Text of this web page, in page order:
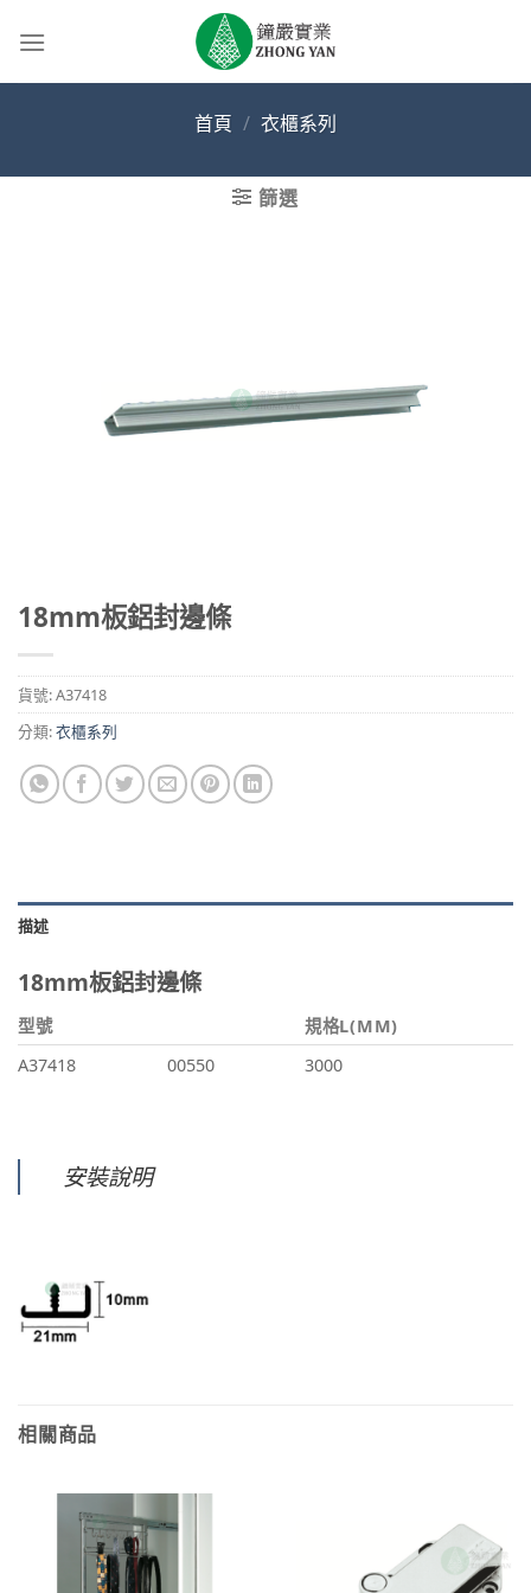
首頁 / 衣櫃系列
篩選
18mm板鋁封邊條
貨號:A37418
分類:衣櫃系列
描述
18mm板鋁封邊條
型號
規格L(MM)
A37418
00550 3000
安裝說明
相關商品